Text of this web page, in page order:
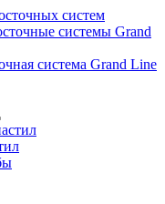
систем
системы Grand
система Grand Line